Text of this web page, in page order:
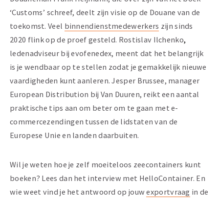
‘Customs’ schreef, deelt zijn visie op de Douane van de
toekomst. Veel binnendienstmedewerkers zijn sinds
2020 flink op de proef gesteld. Rostislav Ilchenko,
ledenadviseur bij evofenedex, meent dat het belangrijk
is je wendbaar op te stellen zodat je gemakkelijk nieuwe
vaardigheden kunt aanleren. Jesper Brussee, manager
European Distribution bij Van Duuren, reikt een aantal
praktische tips aan om beter om te gaan met e-
commercezendingen tussen de lidstaten van de
Europese Unie en landen daarbuiten.
Wil je weten hoe je zelf moeiteloos zeecontainers kunt
boeken? Lees dan het interview met HelloContainer. En
wie weet vind je het antwoord op jouwexportvraag in de